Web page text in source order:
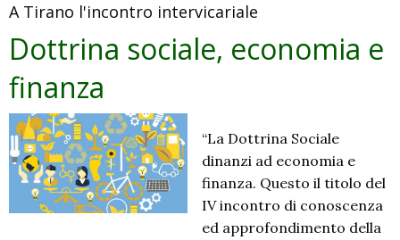
A Tirano l'incontro intervicariale
Dottrina sociale, economia e
finanza
“La Dottrina Sociale
dinanzi ad economia e
finanza. Questo il titolo del
IV incontro di conoscenza
ed approfondimento della